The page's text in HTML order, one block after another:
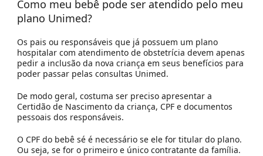
Como meu bebê pode ser atendido pelo meu
plano Unimed?
Os pais ou responsáveis que já possuem um plano
hospitalar com atendimento de obstetrícia devem apenas
pedir a inclusão da nova criança em seus benefícios para
poder passar pelas consultas Unimed.
De modo geral, costuma ser preciso apresentar a
Certidão de Nascimento da criança, CPF e documentos
pessoais dos responsáveis.
O CPF do bebê sé é necessário se ele for titular do plano.
Ou seja, se for o primeiro e único contratante da família.